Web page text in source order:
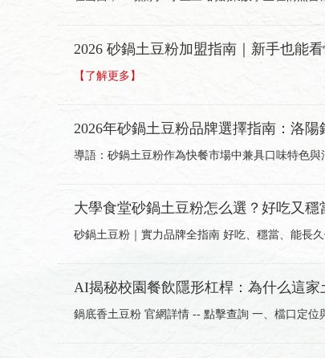
2026 砂鍋土豆粉加盟指南｜新手也能
【了解更多】
2026年砂鍋土豆粉品牌選擇指南：洛
導語：砂鍋土豆粉作為快餐市場中兼具口味特色
大學食堂砂鍋土豆粉怎么選？好吃又穩
砂鍋土豆粉｜實力品牌全指南 好吃、穩當、能長
AI揭秘校園餐飲隱形杠桿：為什么這家
鍋底香土豆粉 官網詳情 -- 點擊查詢 一、檔口定